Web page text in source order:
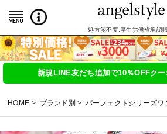
処方箋不要,厚生労働省承認
新規LINE友だち追加で10％OFFク
HOME ブランド別 パーフェクトシリーズワ